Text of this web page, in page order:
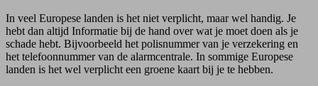
In veel Europese landen is het niet verplicht, maar wel handig. Je
hebt dan altijd Informatie bij de hand over wat je moet doen als je
schade hebt. Bijvoorbeeld het polisnummer van je verzekering en
het telefoonnummer van de alarmcentrale. In sommige Europese
landen is het wel verplicht een groene kaart bij je te hebben.